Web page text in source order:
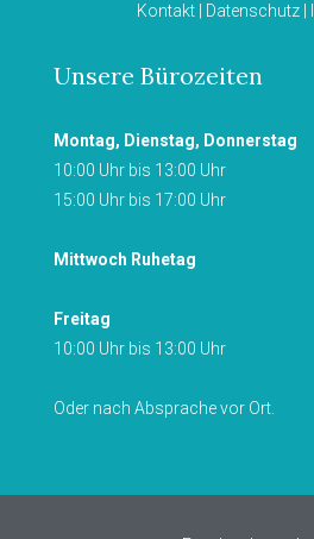
Kontakt| Datenschutz|
Unsere Bürozeiten
Montag, Dienstag, Donnerstag
10:00 Uhr bis 13:00 Uhr
15:00 Uhr bis 17:00 Uhr
Mittwoch Ruhetag
Freitag
10:00 Uhr bis 13:00 Uhr
Oder nach Absprache vor Ort.